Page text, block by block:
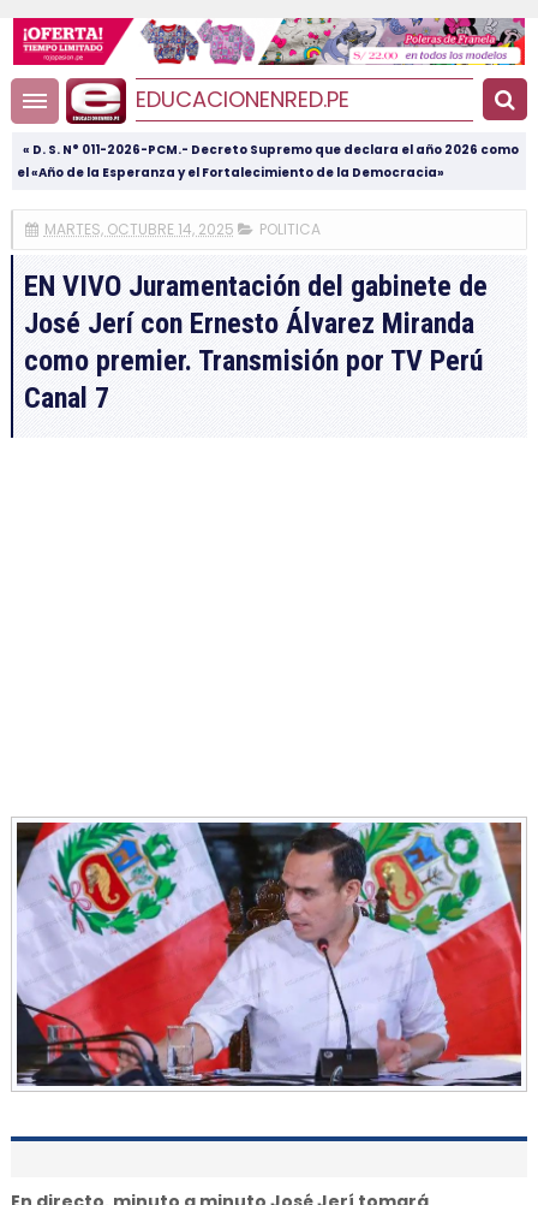
EDUCACIONENRED.PE
« D. S. N° 011-2026-PCM.- Decreto Supremo que declara el año 2026 como
el «Año de la Esperanza y el Fortalecimiento de la Democracia»
MARTES, OCTUBRE 14, 2025 POLITICA
EN VIVO Juramentación del gabinete de
José Jerí con Ernesto Álvarez Miranda
como premier. Transmisión por TV Perú
Canal 7